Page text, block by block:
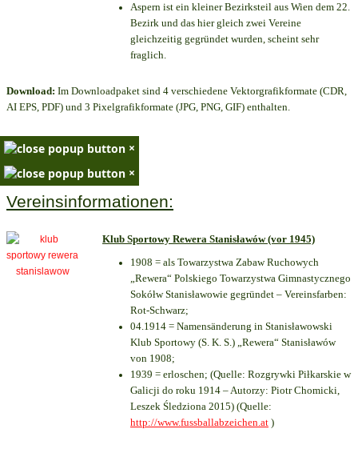
Aspern ist ein kleiner Bezirksteil aus Wien dem 22.
Bezirk und das hier gleich zwei Vereine
gleichzeitig gegründet wurden, scheint sehr
fraglich.
Download: Im Downloadpaket sind 4 verschiedene Vektorgrafikformate (CDR,
AI EPS, PDF) und 3 Pixelgrafikformate (JPG, PNG, GIF) enthalten.
×
×
Vereinsinformationen:
Klub Sportowy Rewera Stanisławów (vor 1945)
1908 = als Towarzystwa Zabaw Ruchowych
„Rewera“ Polskiego Towarzystwa Gimnastycznego
Sokółw Stanisławowie gegründet – Vereinsfarben:
Rot-Schwarz;
04.1914 = Namensänderung in Stanisławowski
Klub Sportowy (S. K. S.) „Rewera“ Stanisławów
von 1908;
1939 = erloschen; (Quelle: Rozgrywki Piłkarskie w
Galicji do roku 1914 – Autorzy: Piotr Chomicki,
Leszek Śledziona 2015) (Quelle:
http://www.fussballabzeichen.at )